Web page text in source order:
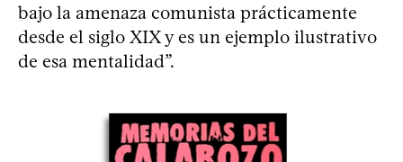
bajo la amenaza comunista prácticamente
desde el siglo XIX y es un ejemplo ilustrativo
de esa mentalidad”.